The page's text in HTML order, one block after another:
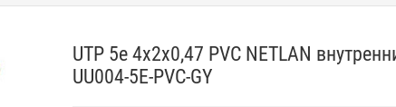
UTP 5e 4х2х0,47 PVC NETLAN
UU004-5E-PVC-GY